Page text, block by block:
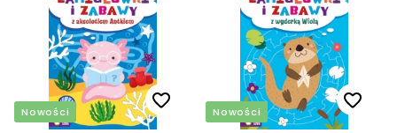
Nowości Nowości